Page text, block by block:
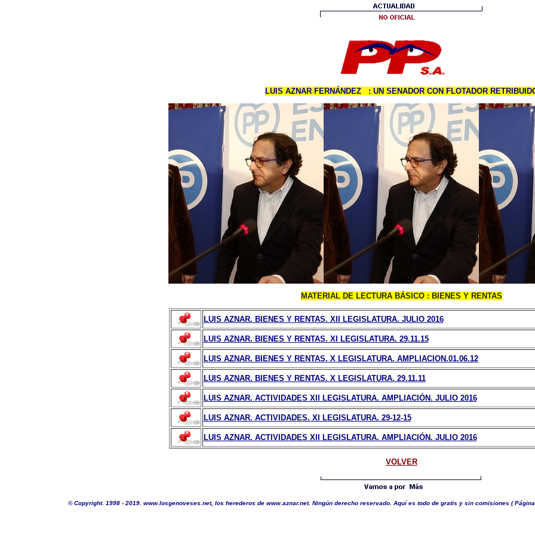
LUIS AZNAR FERNÁNDEZ : UN SENADOR CON FLOTADOR
MATERIAL DE LECTURA BÁSICO : BIENES Y RENTAS
LUIS AZNAR. BIENES Y RENTAS. XII LEGISLATURA. JULIO 2016
LUIS AZNAR. BIENES Y RENTAS. XI LEGISLATURA. 29.11.15
LUIS AZNAR. BIENES Y RENTAS. X LEGISLATURA. AMPLIACION.01.06.12
LUIS AZNAR. BIENES Y RENTAS. X LEGISLATURA. 29.11.11
LUIS AZNAR. ACTIVIDADES XII LEGISLATURA. AMPLIACIÓN. JULIO 2016
LUIS AZNAR. ACTIVIDADES. XI LEGISLATURA. 29-12-15
LUIS AZNAR. ACTIVIDADES XII LEGISLATURA. AMPLIACIÓN. JULIO 2016
VOLVER
©Copyright. 1998 - 2019. www.losgenoveses.net, los herederos de www.aznar.net. Ningún derecho reservado. Aquí es todo de gratis y sin comisiones (